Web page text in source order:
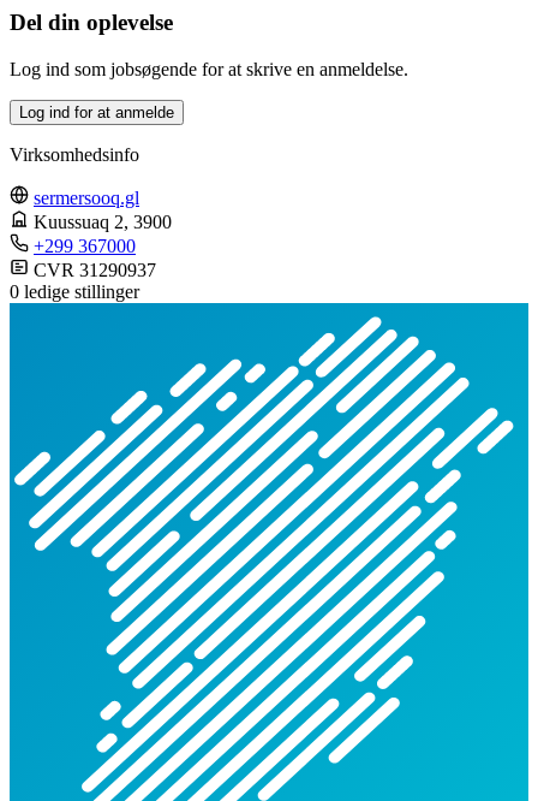
Del din oplevelse
Log ind som jobsøgende for at skrive en anmeldelse.
Log ind for at anmelde
Virksomhedsinfo
sermersooq.gl
Kuussuaq 2, 3900
+299 367000
CVR 31290937
0 ledige stillinger